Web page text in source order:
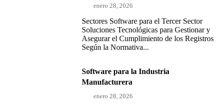
enero 28, 2026
Sectores Software para el Tercer Sector
Soluciones Tecnológicas para Gestionar y
Asegurar el Cumplimiento de los Registros
Según la Normativa...
Software para la Industria
Manufacturera
enero 28, 2026